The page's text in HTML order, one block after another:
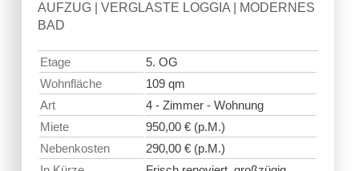
AUFZUG | VERGLASTE LOGGIA | MODERNES
BAD
Etage
5. OG
Wohnfläche
109 qm
Art
4 - Zimmer - Wohnung
Miete
950,00 € (p.M.)
Nebenkosten
290,00 € (p.M.)